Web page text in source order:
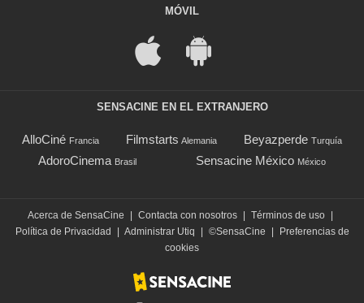
MÓVIL
SENSACINE EN EL EXTRANJERO
AlloCiné Francia Filmstarts Alemania Beyazperde Turquía
AdoroCinema Brasil Sensacine México México
Acerca de SensaCine Contacta con nosotros Términos de uso
Política de Privacidad
Administrar Utiq ©SensaCine
Preferencias de
cookies